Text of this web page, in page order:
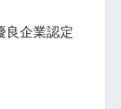
企業認定